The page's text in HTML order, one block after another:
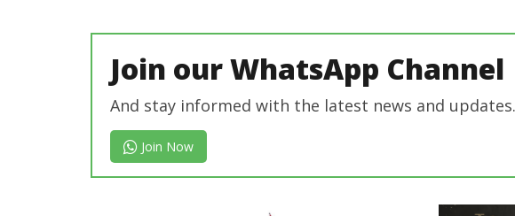
Join our WhatsApp Channel
And stay informed with the latest news and updates.
Join Now